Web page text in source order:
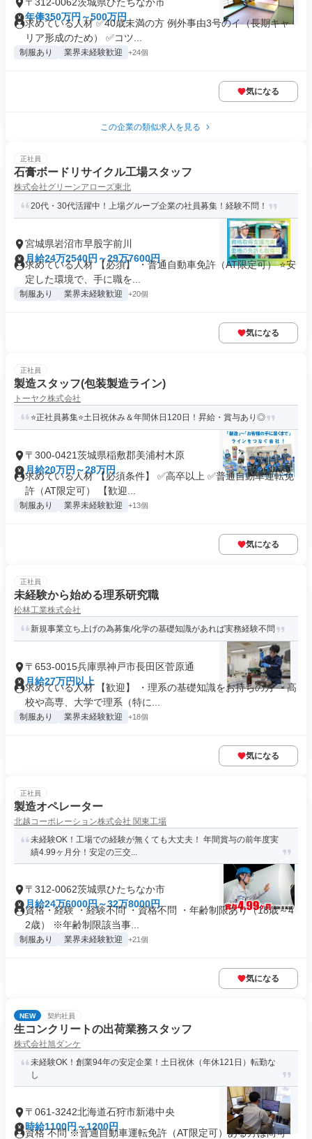
年俸350万円～500万円
求めている人材 ✅40歳未満の方 例外事由3号のイ（長期キャ
リア形成のため） ✅コツ...
制服あり 業界未経験歓迎 +24個
気になる
この企業の類似求人を見る
正社員
石膏ボードリサイクル工場スタッフ
株式会社グリーンアローズ東北
20代・30代活躍中！上場グループ企業の社員募集！経験不問！
宮城県岩沼市早股字前川
月給24万2540円～29万7600円
求めている人材 【必須】 ・普通自動車免許（AT限定可） ⭐安
定した環境で、手に職を...
制服あり 業界未経験歓迎 +20個
気になる
正社員
製造スタッフ(包装製造ライン)
トーヤク株式会社
⭐正社員募集⭐土日祝休み＆年間休日120日！昇給・賞与あり◎
〒300-0421茨城県稲敷郡美浦村木原
月給20万円～28万円
求めている人材 【必須条件】 ✅高卒以上 ✅普通自動車運転免
許（AT限定可） 【歓迎...
制服あり 業界未経験歓迎 +13個
気になる
正社員
未経験から始める理系研究職
松林工業株式会社
新規事業立ち上げの為募集/化学の基礎知識があれば実務経験不問
〒653-0015兵庫県神戸市長田区菅原通
月給27万円以上
求めている人材 【歓迎】 ・理系の基礎知識をお持ちの方 ・高
校や高専、大学で理系（特に...
制服あり 業界未経験歓迎 +18個
気になる
正社員
製造オペレーター
北越コーポレーション株式会社 関東工場
未経験OK！工場での経験が無くても大丈夫！ 年間賞与の前年度実
績4.99ヶ月分！安定の三交...
〒312-0062茨城県ひたちなか市
月給24万6000円～32万8000円
資格・経験 ・経験不問 ・資格不問 ・年齢制限あり（18歳～4
2歳） ※年齢制限該当事...
制服あり 業界未経験歓迎 +21個
気になる
NEW 契約社員
生コンクリートの出荷業務スタッフ
株式会社旭ダンケ
未経験OK！創業94年の安定企業！土日祝休（年休121日）転勤な
し
〒061-3242北海道石狩市新港中央
時給1100円～1200円
資格 不問 ※普通自動車運転免許（AT限定可）ある方は尚可